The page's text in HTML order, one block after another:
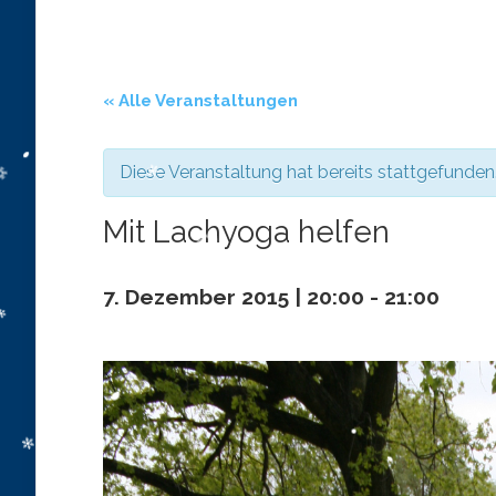
« Alle Veranstaltungen
Diese Veranstaltung hat bereits
Mit Lachyoga helfen
7. Dezember 2015 | 20:00 - 21:00